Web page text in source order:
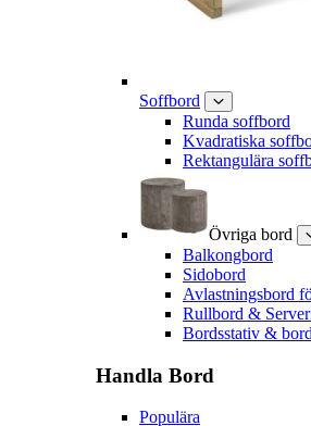
Soffbord
Runda soffbord
Kvadratiska
Rektangulära
Övriga bord
Balkongbord
Sidobord
Avlastningsbord
Rullbord &
Bordsstativ &
Handla Bord
Populära